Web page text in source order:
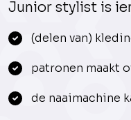
Junior stylist is
(delen van)
patronen maakt
de naaimachine